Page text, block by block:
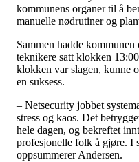
kommunens organer til å
manuelle nødrutiner og
Sammen hadde
teknikere satt klokken
klokken var slagen, kunne
en suksess.
– Netsecurity jobbet
stress og kaos. Det
hele dagen, og bekreftet
profesjonelle folk å gjøre. I
oppsummerer Andersen.